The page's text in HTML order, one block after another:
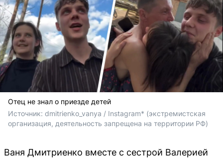
Отец не знал о приезде детей
Источник: dmitrienko_vanya / Instagram* (экстремистская
организация, деятельность запрещена на территории РФ)
Ваня Дмитриенко вместе с сестрой Валерией